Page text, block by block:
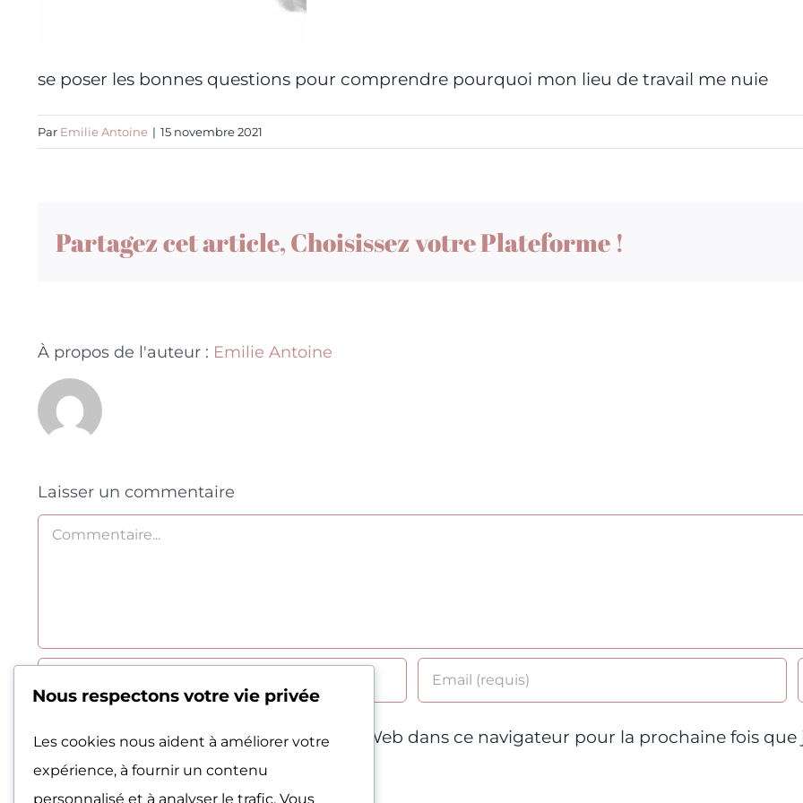
se poser les bonnes questions pour comprendre pourquoi mon lieu de travail me nuie
Par Emilie Antoine | 15 novembre 2021
Partagez cet article, Choisissez votre Plateforme !
À propos de l'auteur : Emilie Antoine
Laisser un commentaire
Commentaire
Enregistrez mon nom, e-mail et site Web dans ce navigateur pour la prochaine fois
Nous respectons votre vie privée
Les cookies nous aident à améliorer votre
expérience, à fournir un contenu
personnalisé et à analyser le trafic. Vous